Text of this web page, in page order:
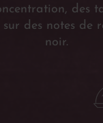
des
des notes de
noir.